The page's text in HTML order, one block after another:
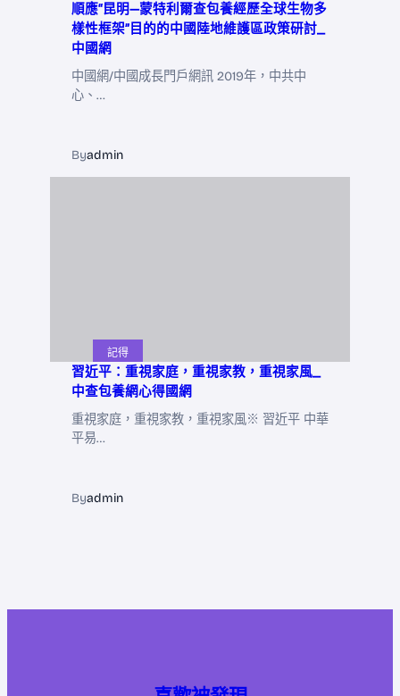
順應“昆明—蒙特利爾查包養經歷全球生物多
樣性框架”目的的中國陸地維護區政策研討_
中國網
中國網/中國成長門戶網訊 2019年，中共中
心、…
Byadmin
記得
習近平：重視家庭，重視家教，重視家風_
中查包養網心得國網
重視家庭，重視家教，重視家風※ 習近平 中華
平易…
Byadmin